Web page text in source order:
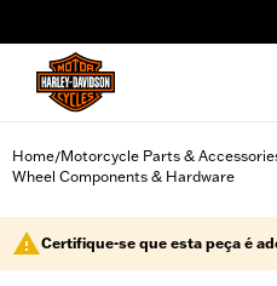
Home/Motorcycle Parts &
Wheel Components & Hardware
Certifique-se que esta peça é